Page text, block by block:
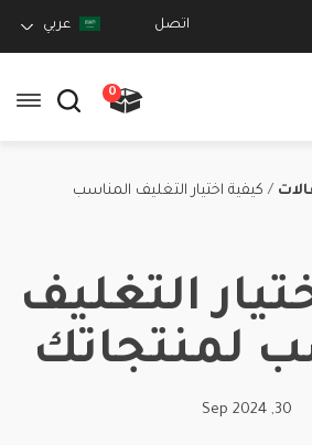
اتصل عربي
0
/ كيفية اختيار التغليف المناسب
التغليف
لمنتجاتك
30, Sep 2024